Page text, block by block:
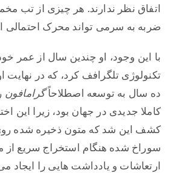
اتفاق نظر ندارند. هر چیزی از تب
ضربه به سرمی تواند محرک احتمالی
با این وجود، او چندین سال از عمر
تکنولوژی تلگرافف کرد، که در نهایت
ده سال به توسعه اصطلاحاًگرامافون
کاملا جدیدی در جهان بود، زیرا این
کشف این شد که متون ذخیره شده
سوراخ شده هنگام استخراج سریع از
ارتعاشات و یادداشت هایی را ایجاد